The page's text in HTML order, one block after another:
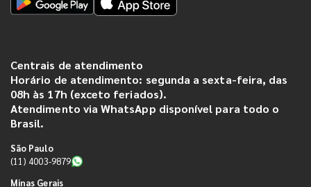
Centrais de atendimento
Horário de atendimento: segunda a sexta-feira, das
08h às 17h (exceto feriados).
Atendimento via WhatsApp disponível para todo o
Brasil.
São Paulo
(11) 4003-9879
Minas Gerais